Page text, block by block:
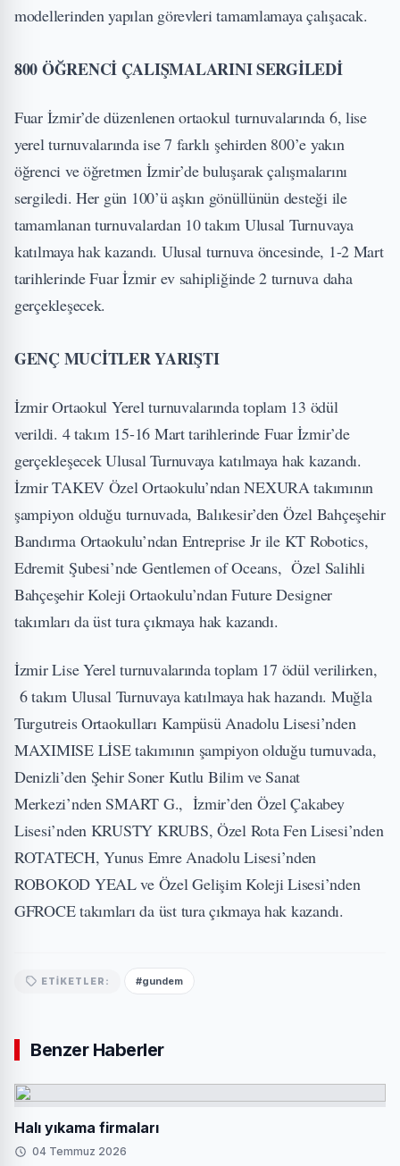
modellerinden yapılan görevleri tamamlamaya çalışacak.
800 ÖĞRENCİ ÇALIŞMALARINI SERGİLEDİ
Fuar İzmir’de düzenlenen ortaokul turnuvalarında 6, lise
yerel turnuvalarında ise 7 farklı şehirden 800’e yakın
öğrenci ve öğretmen İzmir’de buluşarak çalışmalarını
sergiledi. Her gün 100’ü aşkın gönüllünün desteği ile
tamamlanan turnuvalardan 10 takım Ulusal Turnuvaya
katılmaya hak kazandı. Ulusal turnuva öncesinde, 1-2 Mart
tarihlerinde Fuar İzmir ev sahipliğinde 2 turnuva daha
gerçekleşecek.
GENÇ MUCİTLER YARIŞTI
İzmir Ortaokul Yerel turnuvalarında toplam 13 ödül
verildi. 4 takım 15-16 Mart tarihlerinde Fuar İzmir’de
gerçekleşecek Ulusal Turnuvaya katılmaya hak kazandı.
İzmir TAKEV Özel Ortaokulu’ndan NEXURA takımının
şampiyon olduğu turnuvada, Balıkesir’den Özel Bahçeşehir
Bandırma Ortaokulu’ndan Entreprise Jr ile KT Robotics,
Edremit Şubesi’nde Gentlemen of Oceans, Özel Salihli
Bahçeşehir Koleji Ortaokulu’ndan Future Designer
takımları da üst tura çıkmaya hak kazandı.
İzmir Lise Yerel turnuvalarında toplam 17 ödül verilirken,
6 takım Ulusal Turnuvaya katılmaya hak hazandı. Muğla
Turgutreis Ortaokulları Kampüsü Anadolu Lisesi’nden
MAXIMISE LİSE takımının şampiyon olduğu turnuvada,
Denizli’den Şehir Soner Kutlu Bilim ve Sanat
Merkezi’nden SMART G., İzmir’den Özel Çakabey
Lisesi’nden KRUSTY KRUBS, Özel Rota Fen Lisesi’nden
ROTATECH, Yunus Emre Anadolu Lisesi’nden
ROBOKOD YEAL ve Özel Gelişim Koleji Lisesi’nden
GFROCE takımları da üst tura çıkmaya hak kazandı.
ETIKETLER: #gundem
Benzer Haberler
Halı yıkama firmaları
04 Temmuz 2026